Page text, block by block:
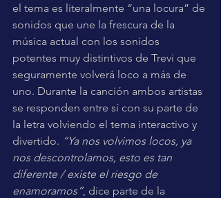
el tema es literalmente “una locura” de
sonidos que une la frescura de la
música actual con los sonidos
potentes muy distintivos de Trevi que
seguramente volverá loco a más de
uno. Durante la canción ambos artistas
se responden entre sí con su parte de
la letra volviendo el tema interactivo y
divertido. “Ya nos volvimos locos, ya
nos descontrolamos, esto es tan
diferente / existe el riesgo de
enamorarnos”, dice parte de la